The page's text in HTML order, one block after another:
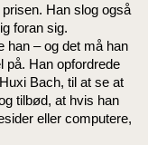
Han slog også
foran sig.
han – og det må han
Han opfordrede
Bach, til at se at
tilbød, at hvis han
eller computere,